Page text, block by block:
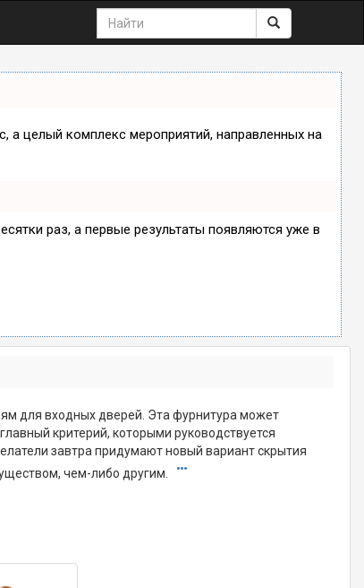
а целый комплекс мероприятий, направленных на
раз, а первые результаты появляются уже в
для входных дверей. Эта фурнитура может
критерий, которыми руководствуется
завтра придумают новый вариант скрытия
чем-либо другим.